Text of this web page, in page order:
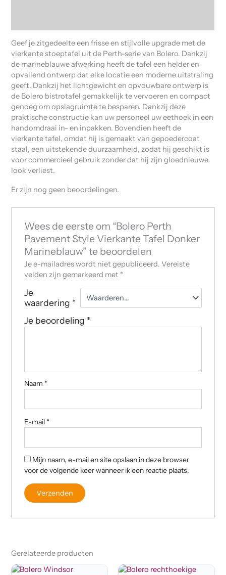
Geef je zitgedeelte een frisse en stijlvolle upgrade met de
vierkante stoeptafel uit de Perth-serie van Bolero. Dankzij
de marineblauwe afwerking heeft de tafel een helder en
opvallend ontwerp dat elke locatie een moderne uitstraling
geeft. Dankzij het lichtgewicht en opvouwbare ontwerp is
de Bolero bistrotafel gemakkelijk te vervoeren en compact
genoeg om opslagruimte te besparen. Dankzij deze
praktische constructie kan uw personeel uw eethoek in een
handomdraai in- en inpakken. Bovendien heeft de
vierkante tafel, omdat hij is gemaakt van gepoedercoat
staal, een uitstekende duurzaamheid, zodat hij geschikt is
voor commercieel gebruik zonder dat hij zijn gloednieuwe
look verliest.
Er zijn nog geen beoordelingen.
Wees de eerste om “Bolero Perth
Pavement Style Vierkante Tafel Donker
Marineblauw” te beoordelen
Je e-mailadres wordt niet gepubliceerd. Vereiste
velden zijn gemarkeerd met *
Je
waardering *
Je beoordeling *
Naam *
E-mail *
Mijn naam, e-mail en site opslaan in deze browser
voor de volgende keer wanneer ik een reactie plaats.
Gerelateerde producten